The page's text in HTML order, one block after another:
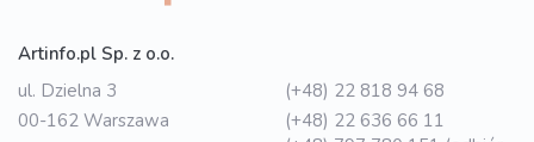
Artinfo.pl Sp. z o.o.
ul. Dzielna 3
00-162 Warszawa
(+48) 22 818 94 68
(+48) 22 636 66 11